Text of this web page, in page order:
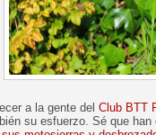
a la gente del Club BTT
su esfuerzo. Sé que